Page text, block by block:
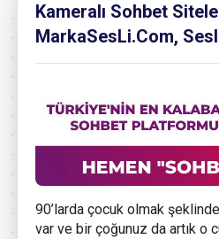
Kameralı Sohbet
MarkaSesLi.Com,
90’larda çocuk olmak
var ve bir çoğunuz da artık o